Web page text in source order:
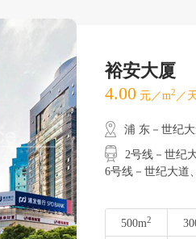
裕安大厦
4.00 元／m2 ／
浦 东－世纪
2号线－世纪大
6号线－世纪大道
500m2